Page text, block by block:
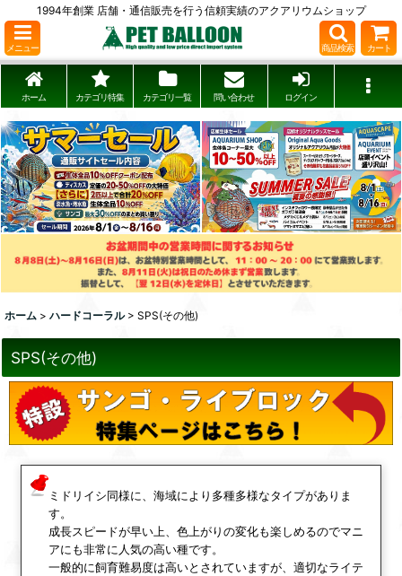
1994年創業 店舗・通信販売を行う信頼実績のアクアリウムショップ
メニュー 商品検索 カート
ホーム カテゴリ特集 カテゴリ一覧 問い合わせ ログイン
ホーム > ハードコーラル > SPS(その他)
SPS(その他)
ミドリイシ同様に、海域により多種多様なタイプがありま
す。
成長スピードが早い上、色上がりの変化も楽しめるのでマニ
アにも非常に人気の高い種です。
一般的に飼育難易度は高いとされていますが、適切なライテ